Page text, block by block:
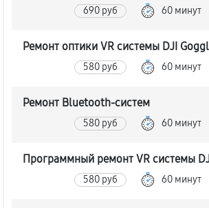
690 руб 60 минут
Ремонт оптики VR системы DJI
580 руб 60 минут
Ремонт Bluetooth-систем
580 руб 60 минут
Программный ремонт VR системы
580 руб 60 минут